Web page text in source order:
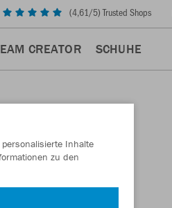
(4,61/5) Trusted Shops
CREATOR SCHUHE
Inhalte
zu den